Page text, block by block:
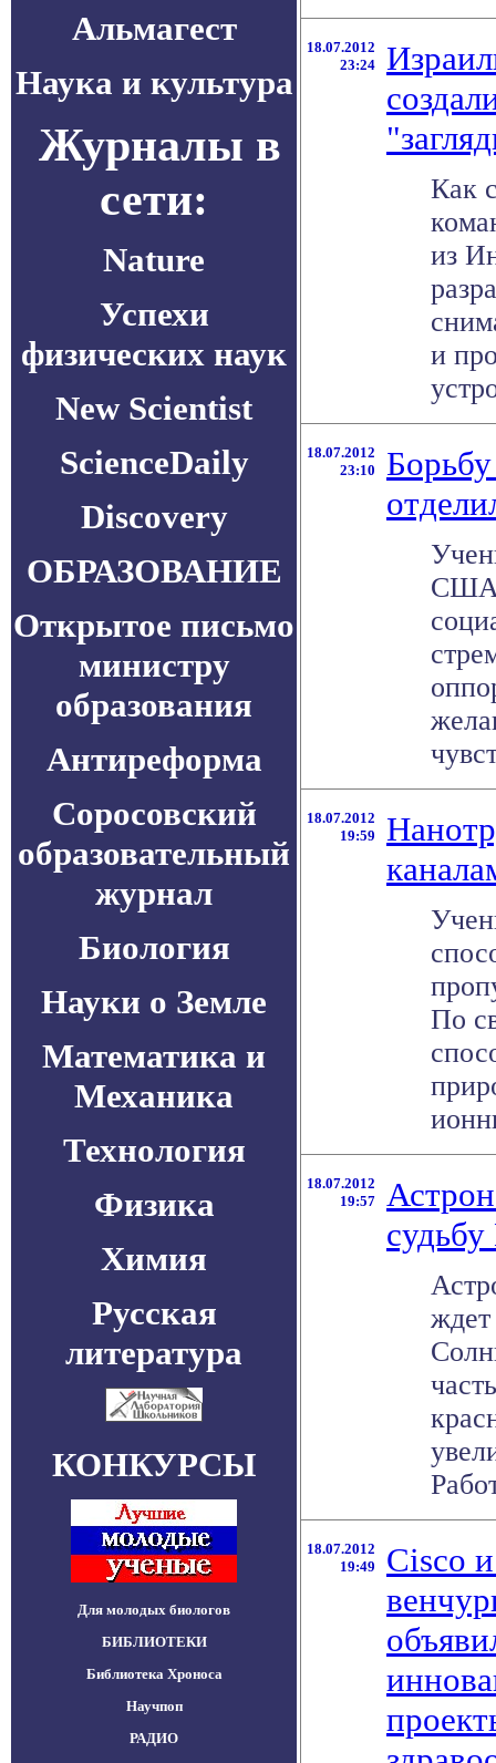
Альмагест
Наука и культура
Журналы в
сети:
Nature
Успехи
физических наук
New Scientist
ScienceDaily
Discovery
ОБРАЗОВАНИЕ
Открытое письмо
министру
образования
Антиреформа
Соросовский
образовательный
журнал
Биология
Науки о Земле
Математика и
Механика
Технология
Физика
Химия
Русская
литература
КОНКУРСЫ
Для молодых биологов
БИБЛИОТЕКИ
Библиотека Хроноса
Научпоп
РАДИО
18.07.2012
23:24
Как
из
и
18.07.2012
23:10
США
18.07.2012
19:59
По
18.07.2012
19:57
18.07.2012
19:49
Cisco